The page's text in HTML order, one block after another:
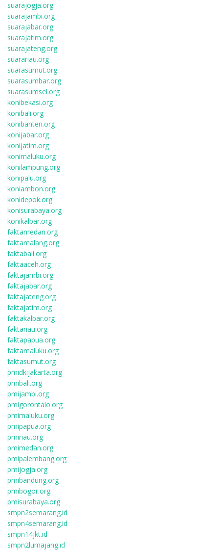
suarajogja.org
suarajambi.org
suarajabar.org
suarajatim.org
suarajateng.org
suarariau.org
suarasumut.org
suarasumbar.org
suarasumsel.org
konibekasi.org
konibali.org
konibanten.org
konijabar.org
konijatim.org
konimaluku.org
konilampung.org
konipalu.org
koniambon.org
konidepok.org
konisurabaya.org
konikalbar.org
faktamedan.org
faktamalang.org
faktabali.org
faktaaceh.org
faktajambi.org
faktajabar.org
faktajateng.org
faktajatim.org
faktakalbar.org
faktariau.org
faktapapua.org
faktamaluku.org
faktasumut.org
pmidkijakarta.org
pmibali.org
pmijambi.org
pmigorontalo.org
pmimaluku.org
pmipapua.org
pmiriau.org
pmimedan.org
pmipalembang.org
pmijogja.org
pmibandung.org
pmibogor.org
pmisurabaya.org
smpn2semarang.id
smpn4semarang.id
smpn14jkt.id
smpn2lumajang.id